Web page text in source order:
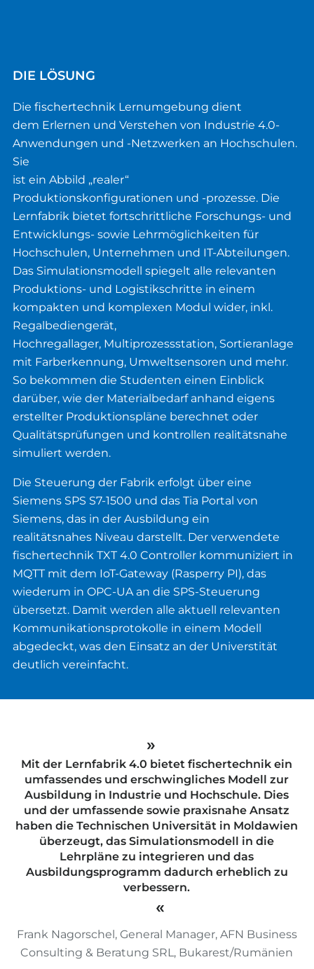
DIE LÖSUNG
Die fischertechnik Lernumgebung dient
dem Erlernen und Verstehen von Industrie 4.0-
Anwendungen und -Netzwerken an Hochschulen.
Sie
ist ein Abbild „realer“
Produktionskonfigurationen und -prozesse. Die
Lernfabrik bietet fortschrittliche Forschungs- und
Entwicklungs- sowie Lehrmöglichkeiten für
Hochschulen, Unternehmen und IT-Abteilungen.
Das Simulationsmodell spiegelt alle relevanten
Produktions- und Logistikschritte in einem
kompakten und komplexen Modul wider, inkl.
Regalbediengerät,
Hochregallager, Multiprozessstation, Sortieranlage
mit Farberkennung, Umweltsensoren und mehr.
So bekommen die Studenten einen Einblick
darüber, wie der Materialbedarf anhand eigens
erstellter Produktionspläne berechnet oder
Qualitätsprüfungen und kontrollen realitätsnahe
simuliert werden.
Die Steuerung der Fabrik erfolgt über eine
Siemens SPS S7-1500 und das Tia Portal von
Siemens, das in der Ausbildung ein
realitätsnahes Niveau darstellt. Der verwendete
fischertechnik TXT 4.0 Controller kommuniziert in
MQTT mit dem IoT-Gateway (Rasperry PI), das
wiederum in OPC-UA an die SPS-Steuerung
übersetzt. Damit werden alle aktuell relevanten
Kommunikationsprotokolle in einem Modell
abgedeckt, was den Einsatz an der Universtität
deutlich vereinfacht.
Mit der Lernfabrik 4.0 bietet fischertechnik ein
umfassendes und erschwingliches Modell zur
Ausbildung in Industrie und Hochschule. Dies
und der umfassende sowie praxisnahe Ansatz
haben die Technischen Universität in Moldawien
überzeugt, das Simulationsmodell in die
Lehrpläne zu integrieren und das
Ausbildungsprogramm dadurch erheblich zu
verbessern.
Frank Nagorschel, General Manager, AFN Business
Consulting & Beratung SRL, Bukarest/Rumänien